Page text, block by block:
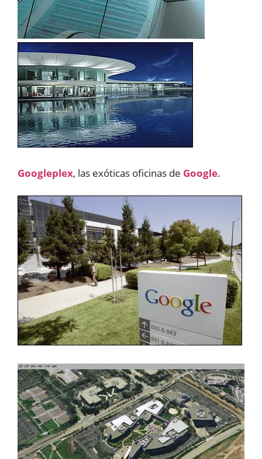
Googleplex, las exóticas oficinas de Google.